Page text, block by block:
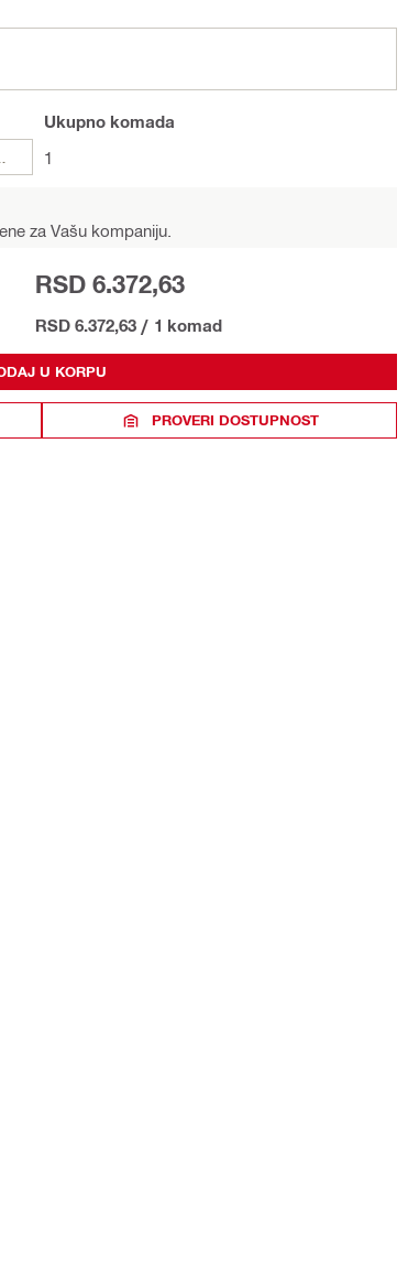
Ukupno komada
1
za Vašu kompaniju.
RSD 6.372,63
RSD 6.372,63 / 1 komad
U KORPU
PROVERI DOSTUPNOST